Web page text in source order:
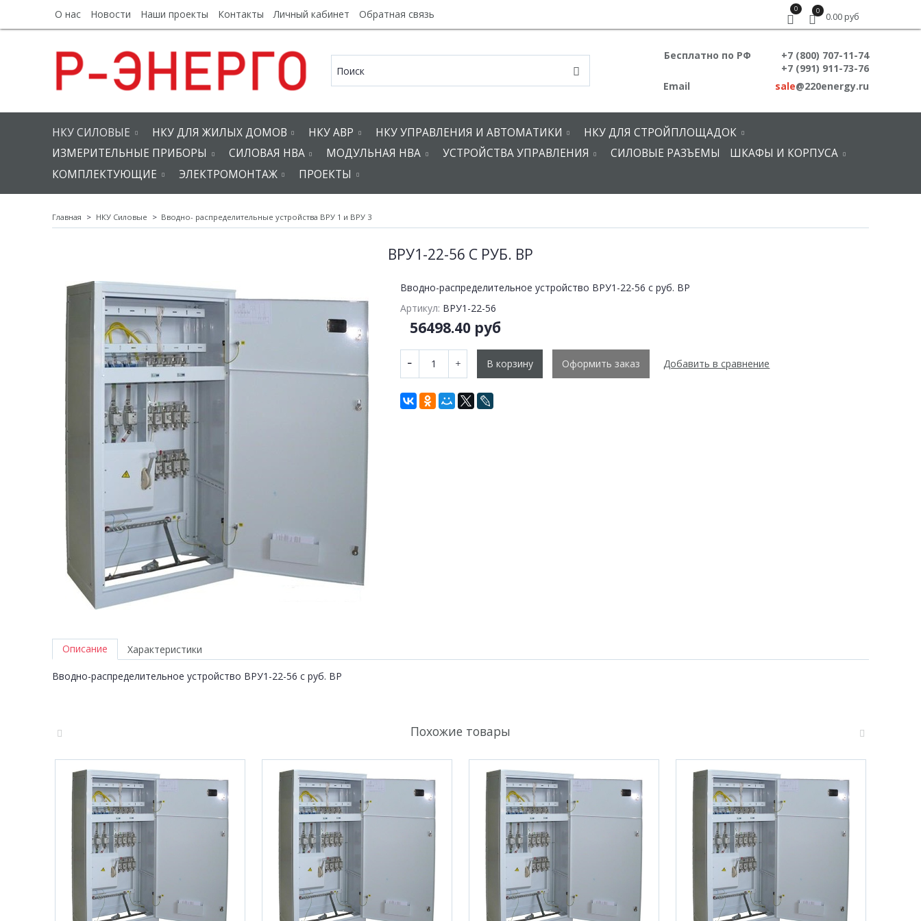
О нас Новости Наши проекты Контакты Личный кабинет Обратная связь 0 0
0.00 руб
Бесплатно по РФ
+7 (800) 707-11-74
+7 (991) 911-73-76
Email
sale@220energy.ru
НКУ СИЛОВЫЕ НКУ ДЛЯ ЖИЛЫХ ДОМОВ НКУ АВР НКУ УПРАВЛЕНИЯ И АВТОМАТИКИ
НКУ ДЛЯ СТРОЙПЛОЩАДОК
ИЗМЕРИТЕЛЬНЫЕ ПРИБОРЫ
СИЛОВАЯ НВА МОДУЛЬНАЯ НВА УСТРОЙСТВА УПРАВЛЕНИЯ СИЛОВЫЕ РАЗЪЕМЫ
ШКАФЫ И КОРПУСА
КОМПЛЕКТУЮЩИЕ
ЭЛЕКТРОМОНТАЖ ПРОЕКТЫ
Главная НКУ Силовые Вводно- распределительные устройства ВРУ 1 и ВРУ 3
ВРУ1-22-56 С РУБ. ВР
Вводно-распределительное устройство ВРУ1-22-56 с руб. ВР
Артикул: ВРУ1-22-56
56498.40 руб
В корзину Оформить заказ Добавить в сравнение
Описание
Вводно-распределительное устройство ВРУ1-22-56 с руб. ВР
Характеристики
Похожие товары